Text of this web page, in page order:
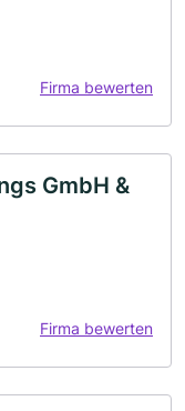
Firma bewerten
GmbH &
Firma bewerten